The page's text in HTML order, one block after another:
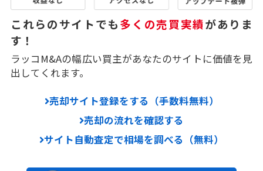
これらのサイトでも多くの売買実績がありま
す！
ラッコM&Aの幅広い買主があなたのサイトに価値を見
出してくれます。
売却サイト登録をする（手数料無料）
売却の流れを確認する
サイト自動査定で相場を調べる（無料）